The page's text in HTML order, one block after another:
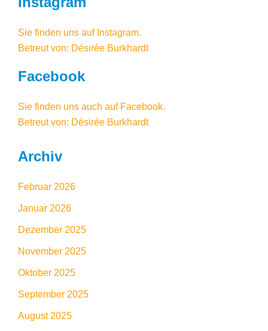
Sie finden uns auf Instagram.
Betreut von: Désirée Burkhardt
Facebook
Sie finden uns auch auf Facebook.
Betreut von: Désirée Burkhardt
Archiv
Februar 2026
Januar 2026
Dezember 2025
November 2025
Oktober 2025
September 2025
August 2025